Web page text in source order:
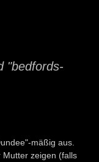
"bedfords-
mäßig aus.
Mutter zeigen (falls